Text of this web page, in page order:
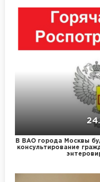
В ВАО города Москвы
консультирование